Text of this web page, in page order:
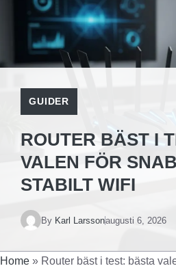
GUIDER
ROUTER BÄST I
VALEN FÖR
STABILT WIFI
By Karl Larssonaugusti 6, 2026
Home » Router bäst i test: bästa